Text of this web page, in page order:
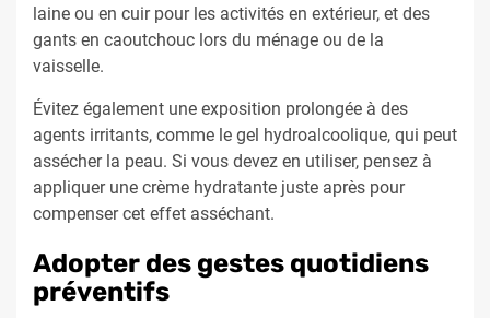
laine ou en cuir pour les activités en extérieur, et des
gants en caoutchouc lors du ménage ou de la
vaisselle.
Évitez également une exposition prolongée à des
agents irritants, comme le gel hydroalcoolique, qui peut
assécher la peau. Si vous devez en utiliser, pensez à
appliquer une crème hydratante juste après pour
compenser cet effet asséchant.
Adopter des gestes quotidiens
préventifs